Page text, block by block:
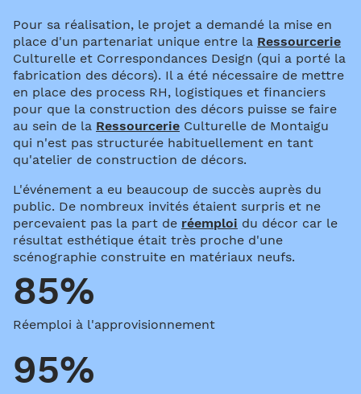
Pour sa réalisation, le projet a demandé la mise en
place d'un partenariat unique entre la Ressourcerie
Culturelle et Correspondances Design (qui a porté la
fabrication des décors). Il a été nécessaire de mettre
en place des process RH, logistiques et financiers
pour que la construction des décors puisse se faire
au sein de la Ressourcerie Culturelle de Montaigu
qui n'est pas structurée habituellement en tant
qu'atelier de construction de décors.
L'événement a eu beaucoup de succès auprès du
public. De nombreux invités étaient surpris et ne
percevaient pas la part de réemploi du décor car le
résultat esthétique était très proche d'une
scénographie construite en matériaux neufs.
Réemploi à l'approvisionnement
85%
95%